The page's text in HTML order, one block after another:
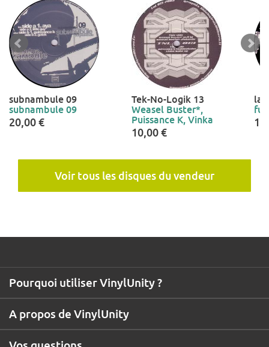
subnambule 09
subnambule 09
20,00 €
Tek-No-Logik 13
Weasel Buster*,
Puissance K, Vinka
10,00 €
Voir tous les disques du vendeur
A propos de VinylUnity
Pourquoi utiliser VinylUnity ?